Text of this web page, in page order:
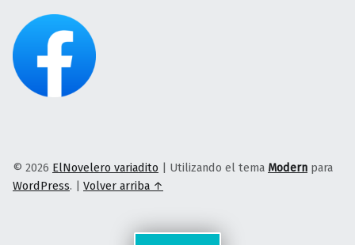
© 2026 ElNovelero variadito | Utilizando el tema Modern para
WordPress. | Volver arriba ↑